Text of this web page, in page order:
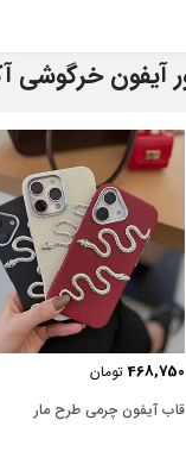
آیفون خرگوشی
468,750 تومان
قاب آیفون چرمی طرح مار